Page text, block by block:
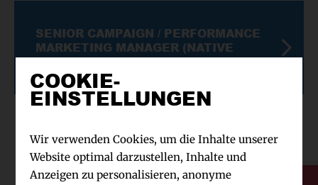
SENIOR CAMPAIGN / PERFORMANCE
MARKETING MANAGER (NATIVE
ADVERTISING) (M/W/D)
COOKIE-
EINSTELLUNGEN
Wir verwenden Cookies, um die Inhalte unserer
Website optimal darzustellen, Inhalte und
Anzeigen zu personalisieren, anonyme